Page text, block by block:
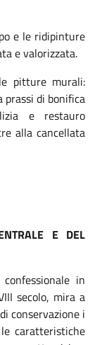
e le ridipinture
e valorizzata.
pitture murali:
prassi di bonifica
e restauro
alla cancellata
E DEL
in
secolo, mira a
conservazione i
caratteristiche